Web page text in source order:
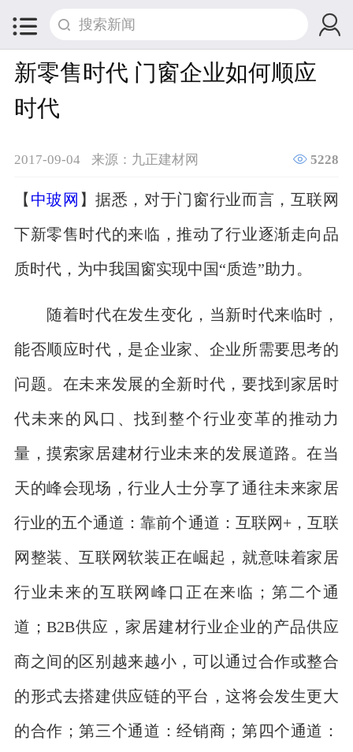
 
新零售时代 门窗企业如何顺应
时代
2017-09-04 来源：九正建材网  5228
【 中玻网 】据悉，对于门窗行业而言，互联网
下新零售时代的来临，推动了行业逐渐走向品
质时代，为中我国窗实现中国“质造”助力。
随着时代在发生变化，当新时代来临时，
能否顺应时代，是企业家、企业所需要思考的
问题。在未来发展的全新时代，要找到家居时
代未来的风口、找到整个行业变革的推动力
量，摸索家居建材行业未来的发展道路。在当
天的峰会现场，行业人士分享了通往未来家居
行业的五个通道：靠前个通道：互联网+，互联
网整装、互联网软装正在崛起，就意味着家居
行业未来的互联网峰口正在来临；第二个通
道；B2B供应，家居建材行业企业的产品供应
商之间的区别越来越小，可以通过合作或整合
的形式去搭建供应链的平台，这将会发生更大
的合作；第三个通道：经销商；第四个通道：